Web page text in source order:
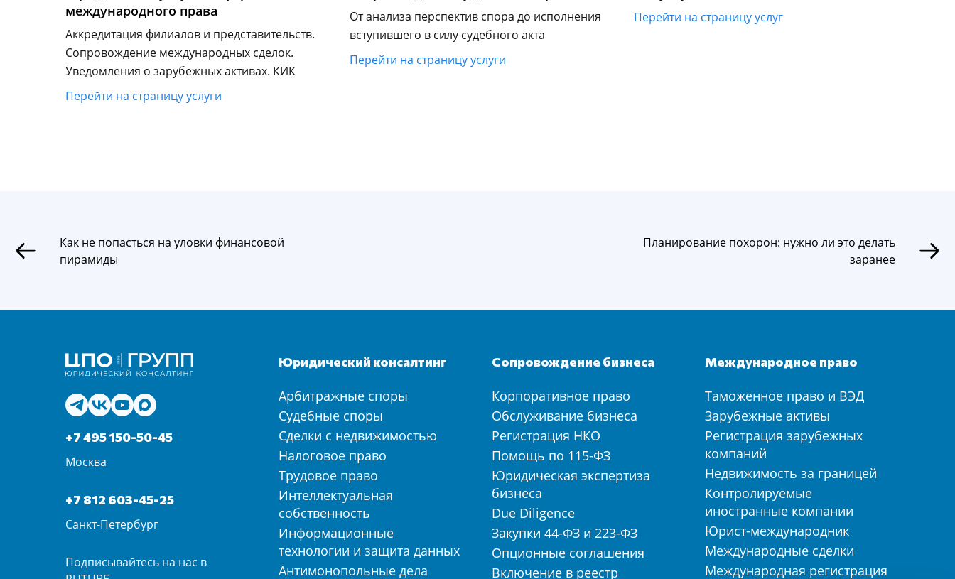
международного права
Аккредитация филиалов и представительств.
Сопровождение международных сделок.
Уведомления о зарубежных активах. КИК
Перейти на страницу услуги
От анализа перспектив спора до исполнения
вступившего в силу судебного акта
Перейти на страницу услуги
Перейти на страницу услуг
Как не попасться на уловки финансовой
пирамиды
Планирование похорон: нужно ли это делать
заранее
+7 495 150-50-45
Москва
+7 812 603-45-25
Санкт-Петербург
Подписывайтесь на нас в
Юридический консалтинг
Арбитражные споры
Судебные споры
Сделки с недвижимостью
Налоговое право
Трудовое право
Интеллектуальная
собственность
Информационные
технологии и защита данных
Антимонопольные дела
Сопровождение бизнеса
Корпоративное право
Обслуживание бизнеса
Регистрация НКО
Помощь по 115-ФЗ
Юридическая экспертиза
бизнеса
Due Diligence
Закупки 44-ФЗ и 223-ФЗ
Опционные соглашения
Включение в реестр
Международное право
Таможенное право и ВЭД
Зарубежные активы
Регистрация зарубежных
компаний
Недвижимость за границей
Контролируемые
иностранные компании
Юрист-международник
Международные сделки
Международная регистрация